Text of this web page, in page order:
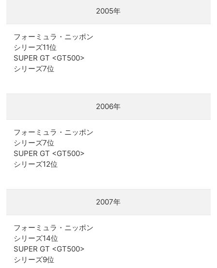
2005年
フォーミュラ・ニッポン
シリーズ11位
SUPER GT <GT500>
シリーズ7位
2006年
フォーミュラ・ニッポン
シリーズ7位
SUPER GT <GT500>
シリーズ12位
2007年
フォーミュラ・ニッポン
シリーズ14位
SUPER GT <GT500>
シリーズ9位